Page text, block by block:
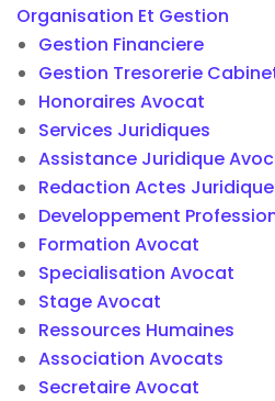
Organisation Et Gestion
Gestion Financiere
Gestion Tresorerie
Honoraires Avocat
Services Juridiques
Assistance Juridique
Redaction Actes
Developpement
Formation Avocat
Specialisation Avocat
Stage Avocat
Ressources Humaines
Association Avocats
Secretaire Avocat